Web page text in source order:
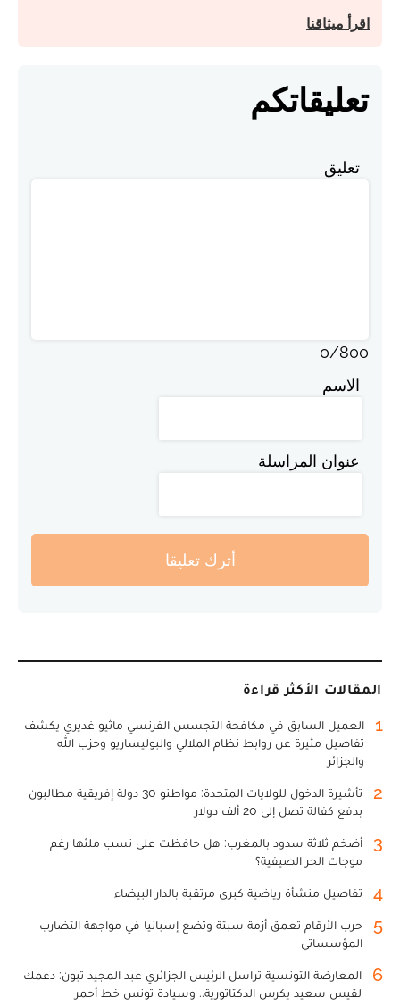
اقرأ ميثاقنا
تعليقاتكم
تعليق
0/800
الاسم
عنوان المراسلة
أترك تعليقا
المقالات الأكثر قراءة
1
العميل السابق في مكافحة التجسس الفرنسي ماثيو غديري يكشف
تفاصيل مثيرة عن روابط نظام الملالي والبوليساريو وحزب الله
والجزائر
2
تأشيرة الدخول للولايات المتحدة: مواطنو 30 دولة إفريقية مطالبون
بدفع كفالة تصل إلى 20 ألف دولار
3
أضخم ثلاثة سدود بالمغرب: هل حافظت على نسب ملئها رغم
موجات الحر الصيفية؟
4 تفاصيل منشأة رياضية كبرى مرتقبة بالدار البيضاء
5
حرب الأرقام تعمق أزمة سبتة وتضع إسبانيا في مواجهة التضارب
المؤسساتي
6
المعارضة التونسية تراسل الرئيس الجزائري عبد المجيد تبون: دعمك
لقيس سعيد يكرس الدكتاتورية.. وسيادة تونس خط أحمر